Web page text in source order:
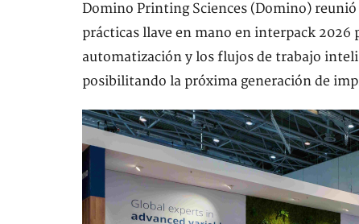
Domino Printing Sciences (Domino)
prácticas llave en mano en interpack
automatización y los flujos de trabajo
posibilitando la próxima generación de